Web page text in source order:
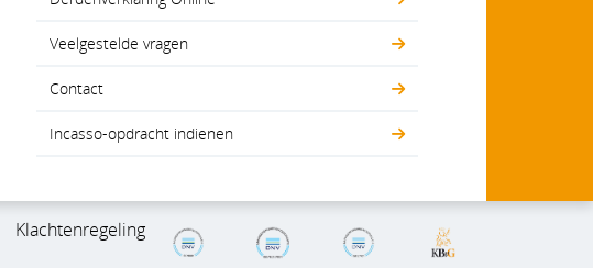
Veelgestelde vragen
Contact
Incasso-opdracht indienen
Klachtenregeling